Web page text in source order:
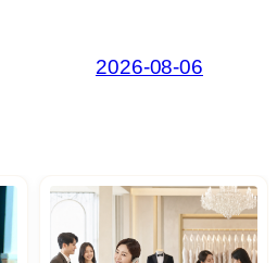
2026-08-06